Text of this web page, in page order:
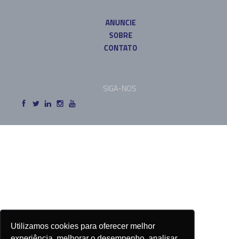
Utilizamos cookies para oferecer melhor
ANUNCIE
SOBRE
CONTATO
SIGA-NOS